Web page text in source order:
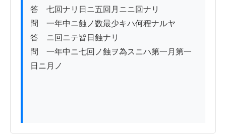
答　七回ナリ日ニ五回月ニニ回ナリ
問　一年中ニ蝕ノ数最少キハ何程ナルヤ
答　ニ回ニテ皆日蝕ナリ
問　一年中ニ七回ノ蝕ヲ為スニハ第一月第一
日ニ月ノ